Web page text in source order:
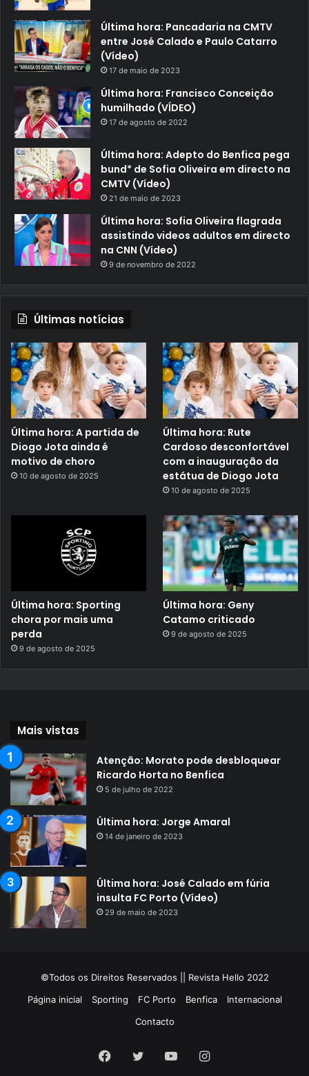
Última hora: Pancadaria na CMTV
entre José Calado e Paulo Catarro
(Vídeo)
17 de maio de 2023
Última hora: Francisco Conceição
humilhado (VÍDEO)
17 de agosto de 2022
Última hora: Adepto do Benfica pega
bund* de Sofia Oliveira em directo na
CMTV (Vídeo)
21 de maio de 2023
Última hora: Sofia Oliveira flagrada
assistindo videos adultos em directo
na CNN (Vídeo)
9 de novembro de 2022
Últimas notícias
Última hora: A partida de
Diogo Jota ainda é
motivo de choro
10 de agosto de 2025
Última hora: Rute
Cardoso desconfortável
com a inauguração da
estátua de Diogo Jota
10 de agosto de 2025
Última hora: Sporting
chora por mais uma
perda
9 de agosto de 2025
Última hora: Geny
Catamo criticado
9 de agosto de 2025
Mais vistas
Atenção: Morato pode desbloquear
Ricardo Horta no Benfica
5 de julho de 2022
Última hora: Jorge Amaral
14 de janeiro de 2023
Última hora: José Calado em fúria
insulta FC Porto (Vídeo)
29 de maio de 2023
©Todos os Direitos Reservados || Revista Hello 2022
Página inicial
Sporting FC Porto Benfica
Internacional
Contacto
Facebook
TwitterYouTubeInstagram